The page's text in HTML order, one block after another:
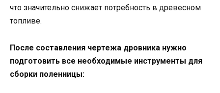
что значительно снижает потребность в древесном
топливе.
После составления чертежа дровника нужно
подготовить все необходимые инструменты для
сборки поленницы: